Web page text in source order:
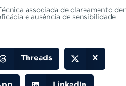
associada de clareamento
e ausência de sensibilidade
Threads X